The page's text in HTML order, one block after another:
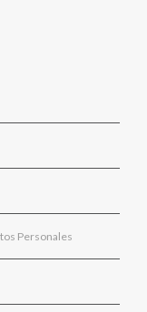
Personales